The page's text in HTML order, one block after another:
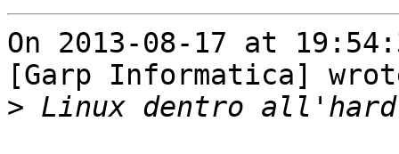
On 2013-08-17 at
[Garp Informatica]
>